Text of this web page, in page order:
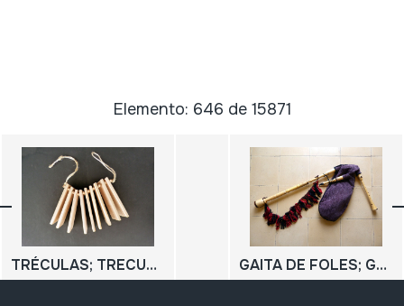
Elemento: 646 de 15871
TRÉCULAS; TRECULAS GAITA DE FOLES; GAITA MIRANDESA